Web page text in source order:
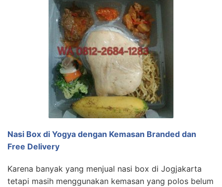
Nasi Box di Yogya dengan Kemasan Branded dan
Free Delivery
Karena banyak yang menjual nasi box di Jogjakarta
tetapi masih menggunakan kemasan yang polos belum